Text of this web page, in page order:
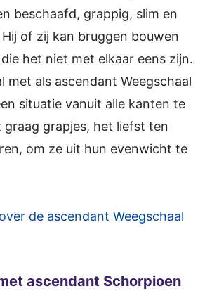
beschaafd, grappig, slim en
of zij kan bruggen bouwen
het niet met elkaar eens zijn.
met als ascendant Weegschaal
situatie vanuit alle kanten te
graag grapjes, het liefst ten
om ze uit hun evenwicht te
de ascendant Weegschaal
ascendant Schorpioen